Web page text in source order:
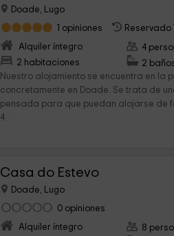
Doade, Lugo
1 opiniones
Reservado
Alquiler íntegro
2 habitaciones
4
2
Nuestro alojamiento se encuentra en la
concretamente en Doade. Se trata de
pensada para que puedan alojarse de
4...
Casa do Estevo
Doade, Lugo
0 opiniones
Alquiler íntegro
8